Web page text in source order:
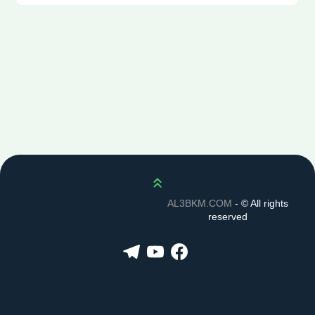
Scroll up
AL3BKM.COM - ©All rights
reserved